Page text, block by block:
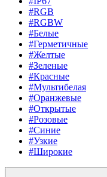
#RGB
#RGBW
#Белые
#Герметичные
#Желтые
#Зеленые
#Красные
#Мультибелая
#Оранжевые
#Открытые
#Розовые
#Синие
#Узкие
#Широкие